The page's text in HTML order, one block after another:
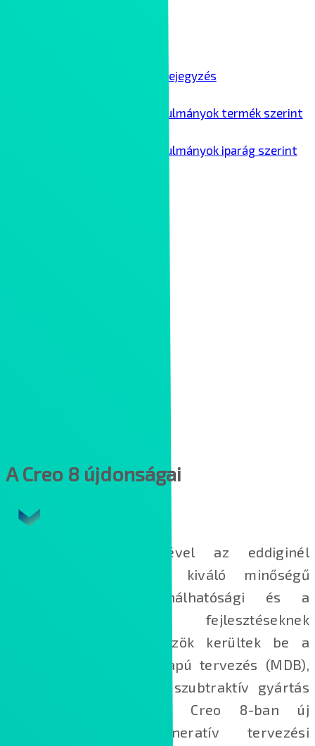
Összes blogbejegyzés
Ipari esettanulmányok termék szerint
Ipari esettanulmányok iparág szerint
A Creo 8 újdonságai
A Creo 8 segítségével az eddiginél
gyorsabban tervezhet kiváló minőségű
termékeket. A használhatósági és a
termelékenységi fejlesztéseknek
köszönhetően új eszközök kerültek be a
szoftverbe a modell alapú tervezés (MDB),
valamint az additív és szubtraktív gyártás
területén. Továbbá a Creo 8-ban új
szimulációs és generatív tervezési